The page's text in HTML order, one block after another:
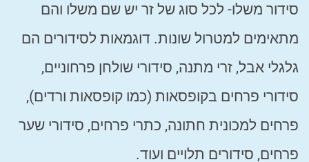
סידור משלו- לכל סוג של זר יש שם משלו והם
מתאימים למטרול שונות. דוגמאות לסידורים הם
גלגלי אבל, זרי מתנה, סידורי שולחן פרחוניים,
סידורי פרחים בקופסאות (כמו קופסאות ורדים),
פרחים למכונית חתונה, כתרי פרחים, סידורי שער
פרחים, סידורים תלויים ועוד.